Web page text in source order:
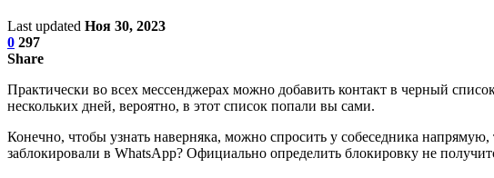
Last updated Ноя 30, 2023
0 297
Share
Практически во всех мессенджерах можно добавить контакт в черный
нескольких дней, вероятно, в этот список попали вы сами.
Конечно, чтобы узнать наверняка, можно спросить у собеседника
заблокировали в WhatsApp? Официально определить блокировку не